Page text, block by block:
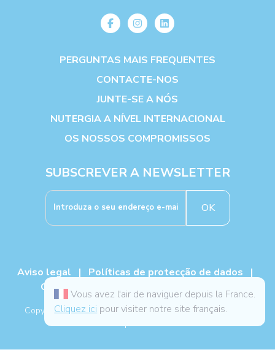
Vous avez l'air de naviguer depuis la France.
Cliquez ici pour visiter notre site français.
PERGUNTAS MAIS FREQUENTES
CONTACTE-NOS
JUNTE-SE A NÓS
NUTERGIA A NÍVEL INTERNACIONAL
OS NOSSOS COMPROMISSOS
SUBSCREVER A NEWSLETTER
OK
Aviso legal | Políticas de protecção de dados
|
Cookies
Copyright NUTERGIA 2026, todos os direitos reservados. -
Mapa do site